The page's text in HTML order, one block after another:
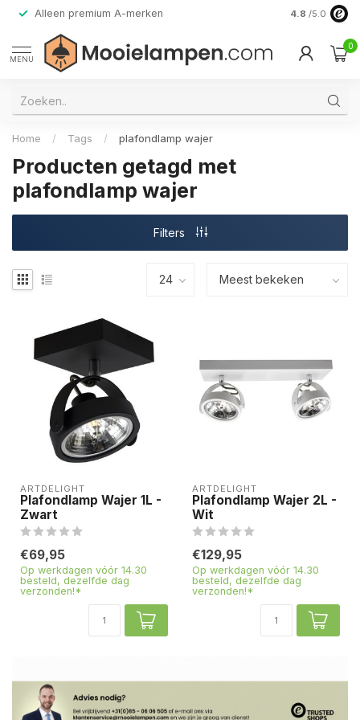
Alleen premium A-merken 4.8 /5.0
MENU
0
Home / Tags / plafondlamp wajer
Producten getagd met
plafondlamp wajer
Filters
ARTDELIGHT
Plafondlamp Wajer 1L -
Zwart
€69,95
Op werkdagen vóór 14.30
besteld, dezelfde dag
verzonden!*
ARTDELIGHT
Plafondlamp Wajer 2L -
Wit
€129,95
Op werkdagen vóór 14.30
besteld, dezelfde dag
verzonden!*